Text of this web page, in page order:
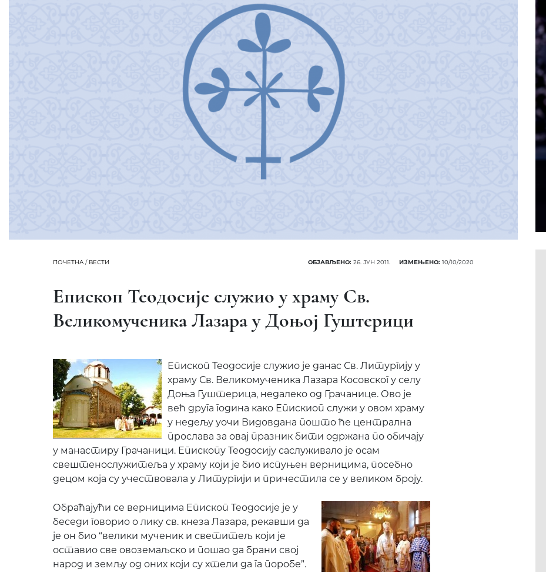
ПОЧЕТНА/ ВЕСТИ ОБЈАВЉЕНО: 26. ЈУН 2011. ИЗМЕЊЕНО: 10/10/2020
Епископ Теодосије служио у храму Св.
Великомученика Лазара у Доњој Гуштерици
Епископ Теодосије служио је данас Св. Литургију у
храму Св. Великомученика Лазара Косовског у селу
Доња Гуштерица, недалеко од Грачанице. Ово је
већ друга година како Епискиоп служи у овом храму
у недељу уочи Видовдана пошто ће централна
прослава за овај празник бити одржана по обичају
у манастиру Грачаници. Епископу Теодосију саслуживало је осам
свештенослужитеља у храму који је био испуњен верницима, посебно
децом која су учествовала у Литургији и причестила се у великом броју.
Обраћајући се верницима Епископ Теодосије је у
беседи говорио о лику св. кнеза Лазара, рекавши да
је он био “велики мученик и светитељ који је
оставио све овоземаљско и пошао да брани свој
народ и земљу од оних који су хтели да га поробе”.